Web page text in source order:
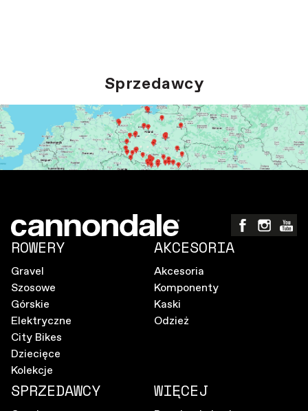
Sprzedawcy
ROWERY
Gravel
Szosowe
Górskie
Elektryczne
City Bikes
Dziecięce
Kolekcje
AKCESORIA
Akcesoria
Komponenty
Kaski
Odzież
SPRZEDAWCY WIĘCEJ